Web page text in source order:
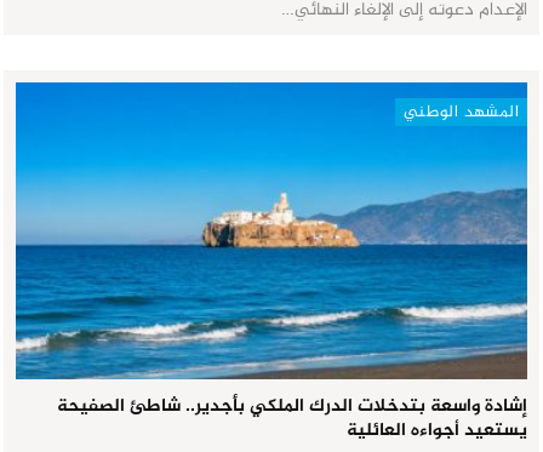
الإعدام دعوته إلى الإلغاء النهائي…
المشهد الوطني
إشادة واسعة بتدخلات الدرك الملكي بأجدير.. شاطئ الصفيحة
يستعيد أجواءه العائلية